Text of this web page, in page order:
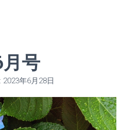
号
2023年6月28日